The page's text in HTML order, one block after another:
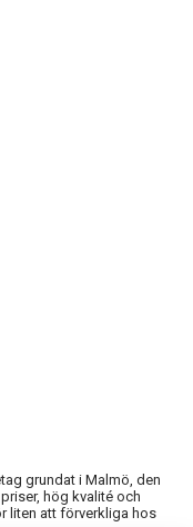
grundat i Malmö, den
hög kvalité och
liten att förverkliga hos